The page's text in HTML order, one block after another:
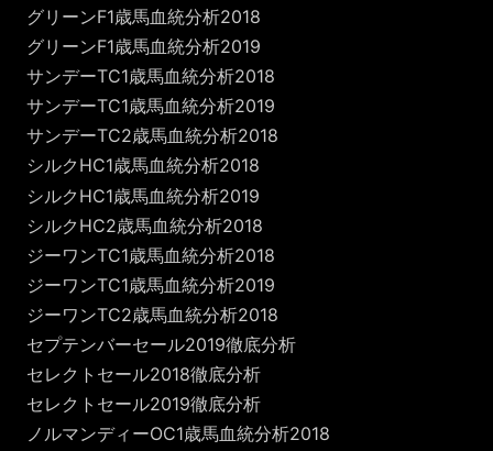
グリーンF1歳馬血統分析2018
グリーンF1歳馬血統分析2019
サンデーTC1歳馬血統分析2018
サンデーTC1歳馬血統分析2019
サンデーTC2歳馬血統分析2018
シルクHC1歳馬血統分析2018
シルクHC1歳馬血統分析2019
シルクHC2歳馬血統分析2018
ジーワンTC1歳馬血統分析2018
ジーワンTC1歳馬血統分析2019
ジーワンTC2歳馬血統分析2018
セプテンバーセール2019徹底分析
セレクトセール2018徹底分析
セレクトセール2019徹底分析
ノルマンディーOC1歳馬血統分析2018